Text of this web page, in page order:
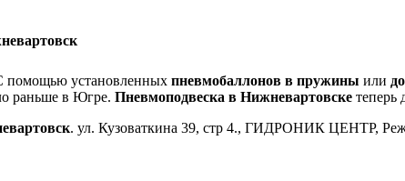
помощью установленных пневмобаллонов в пружины или
раньше в Югре. Пневмоподвеска в Нижневартовске теперь
. ул. Кузоваткина 39, стр 4., ГИДРОНИК ЦЕНТР,